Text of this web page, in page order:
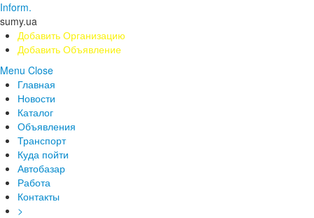
Inform.
sumy.ua
Добавить Организацию
Добавить Объявление
Menu Close
Главная
Новости
Каталог
Объявления
Транспорт
Куда пойти
Автобазар
Работа
Контакты
>